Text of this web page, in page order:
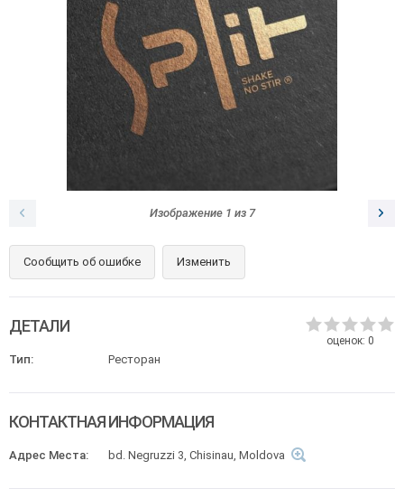
Изображение 1 из 7
Сообщить об ошибке Изменить
оценок: 0
ДЕТАЛИ
Тип: Ресторан
КОНТАКТНАЯ ИНФОРМАЦИЯ
Адрес Места: bd. Negruzzi 3, Chisinau, Moldova